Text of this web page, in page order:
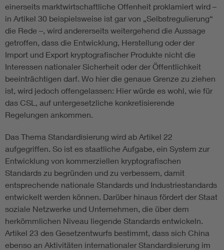
einerseits marktwirtschaftliche Offenheit proklamiert wird –
in Artikel 30 beispielsweise ist gar von „Selbstregulierung“
die Rede –, wird andererseits weitergehend die Aussage
getroffen, dass die Entwicklung, Herstellung oder der
Import und Export kryptografischer Produkte nicht die
Interessen nationaler Sicherheit oder der Öffentlichkeit
beeinträchtigen darf. Wo hier die genaue Grenze zu ziehen
ist, wird jedoch offengelassen: Hier würde es wohl, wie für
das CSL, auf untergesetzliche konkretisierende
Regelungen ankommen.
Das Thema Standardisierung wird ab Artikel 22
aufgegriffen. So ist es staatliche Aufgabe, ein System zur
Entwicklung von kommerziellen kryptografischen
Standards zu begründen und zu verbessern, damit
entsprechende nationale Standards und Industriestandards
entwickelt werden können. Darüber hinaus fördert der Staat
soziale Netzwerke und Unternehmen, die über dem
herkömmlichen Niveau liegende Standards entwickeln.
Artikel 23 des Gesetzentwurfs bestimmt, dass sich China
ebenso an Aktivitäten internationaler Standardisierung im